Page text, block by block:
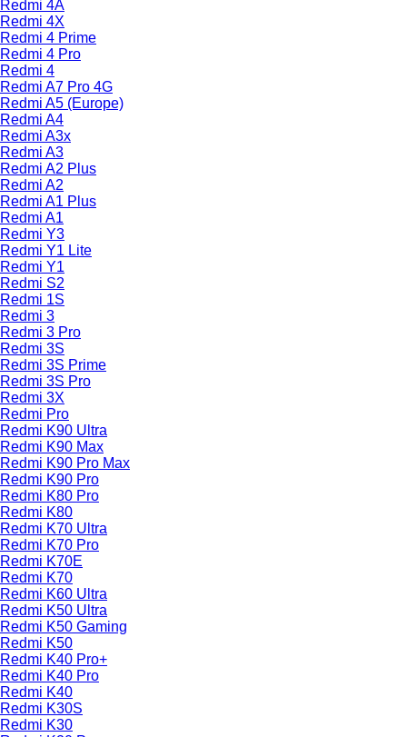
Redmi 4A
Redmi 4X
Redmi 4 Prime
Redmi 4 Pro
Redmi 4
Redmi A7 Pro 4G
Redmi A5 (Europe)
Redmi A4
Redmi A3x
Redmi A3
Redmi A2 Plus
Redmi A2
Redmi A1 Plus
Redmi A1
Redmi Y3
Redmi Y1 Lite
Redmi Y1
Redmi S2
Redmi 1S
Redmi 3
Redmi 3 Pro
Redmi 3S
Redmi 3S Prime
Redmi 3S Pro
Redmi 3X
Redmi Pro
Redmi K90 Ultra
Redmi K90 Max
Redmi K90 Pro Max
Redmi K90 Pro
Redmi K80 Pro
Redmi K80
Redmi K70 Ultra
Redmi K70 Pro
Redmi K70E
Redmi K70
Redmi K60 Ultra
Redmi K50 Ultra
Redmi K50 Gaming
Redmi K50
Redmi K40 Pro+
Redmi K40 Pro
Redmi K40
Redmi K30S
Redmi K30